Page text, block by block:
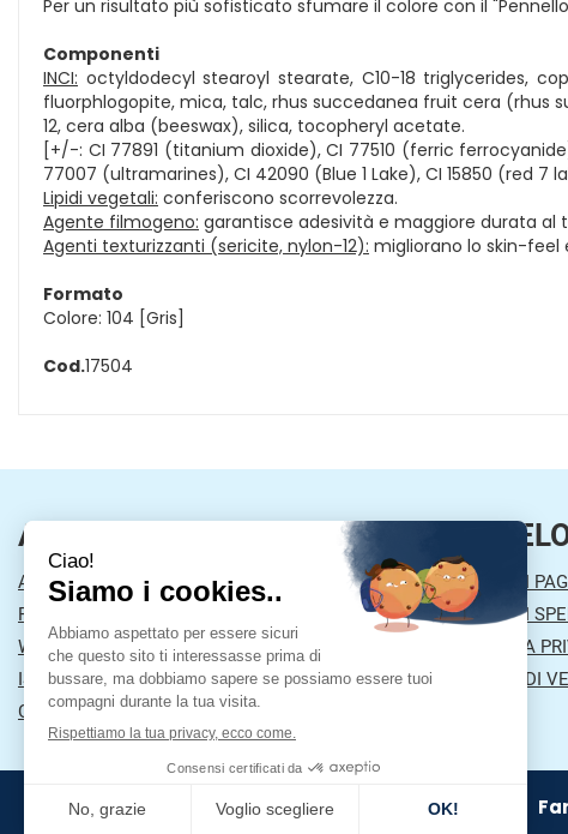
Per un risultato più sofisticato sfumare il colore con il
Componenti
INCI: octyldodecyl stearoyl stearate, C10-18 triglycerides,
fluorphlogopite, mica, talc, rhus succedanea fruit cera (rhus
12, cera alba (beeswax), silica, tocopheryl acetate.
[+/-: CI 77891 (titanium dioxide), CI 77510 (ferric
77007 (ultramarines), CI 42090 (Blue 1 Lake), CI 15850 (red 7
Lipidi vegetali: conferiscono scorrevolezza.
Agente filmogeno: garantisce adesività e maggiore durata al
Agenti texturizzanti (sericite, nylon-12): migliorano lo skin-
Formato
Colore: 104 [Gris]
Cod.17504
AREA UTENTE
ACCEDI
REGISTRATI
WISHLIST
ISCRIZIONE ALLA NEWSLETTER
CONTATTI
LINK
MODALITÀ DI
MODALITÀ DI
INFORMATIVA
CONDIZIONI DI